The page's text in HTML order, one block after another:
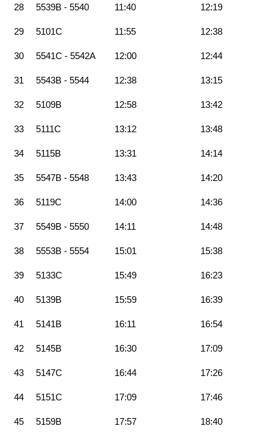
28 5539B - 5540 11:40 12:19
29 5101C 11:55 12:38
30 5541C - 5542A 12:00 12:44
31 5543B - 5544 12:38 13:15
32 5109B 12:58 13:42
33 5111C 13:12 13:48
34 5115B 13:31 14:14
35 5547B - 5548 13:43 14:20
36 5119C 14:00 14:36
37 5549B - 5550 14:11 14:48
38 5553B - 5554 15:01 15:38
39 5133C 15:49 16:23
40 5139B 15:59 16:39
41 5141B 16:11 16:54
42 5145B 16:30 17:09
43 5147C 16:44 17:26
44 5151C 17:09 17:46
45 5159B 17:57 18:40